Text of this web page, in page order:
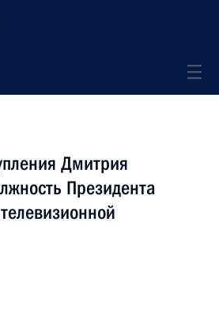
Дмитрия
Президента